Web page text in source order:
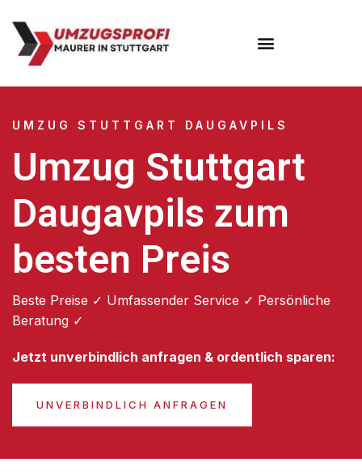
UMZUG STUTTGART DAUGAVPILS
Umzug Stuttgart
Daugavpils zum
besten Preis
Beste Preise ✓ Umfassender Service ✓ Persönliche
Beratung ✓
Jetzt unverbindlich anfragen & ordentlich sparen:
UNVERBINDLICH ANFRAGEN